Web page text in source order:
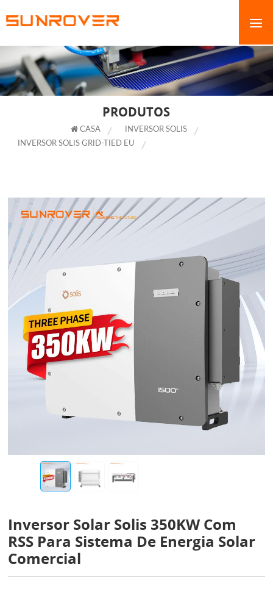
PRODUTOS
CASA
INVERSOR SOLIS
INVERSOR SOLIS GRID-TIED EU
Inversor Solar Solis 350KW Com
RSS Para Sistema De Energia Solar
Comercial